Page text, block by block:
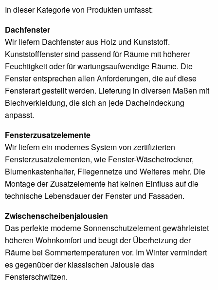
In dieser Kategorie von Produkten umfasst:
Dachfenster
Wir liefern Dachfenster aus Holz und Kunststoff.
Kunststofffenster sind passend für Räume mit höherer
Feuchtigkeit oder für wartungsaufwendige Räume. Die
Fenster entsprechen allen Anforderungen, die auf diese
Fensterart gestellt werden. Lieferung in diversen Maßen mit
Blechverkleidung, die sich an jede Dacheindeckung
anpasst.
Fensterzusatzelemente
Wir liefern ein modernes System von zertifizierten
Fensterzusatzelementen, wie Fenster-Wäschetrockner,
Blumenkastenhalter, Fliegennetze und Weiteres mehr. Die
Montage der Zusatzelemente hat keinen Einfluss auf die
technische Lebensdauer der Fenster und Fassaden.
Zwischenscheibenjalousien
Das perfekte moderne Sonnenschutzelement gewährleistet
höheren Wohnkomfort und beugt der Überheizung der
Räume bei Sommertemperaturen vor. Im Winter vermindert
es gegenüber der klassischen Jalousie das
Fensterschwitzen.